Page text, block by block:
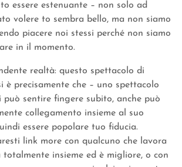
essere estenuante – non solo ad
volere to sembra bello, ma non siamo
piacere noi stessi perché non siamo
in il momento.
realtà: questo spettacolo di
è precisamente che – uno spettacolo
può sentire fingere subito, anche può
collegamento insieme al suo
essere popolare tuo fiducia.
link more con qualcuno che lavora
insieme ed è migliore, o con